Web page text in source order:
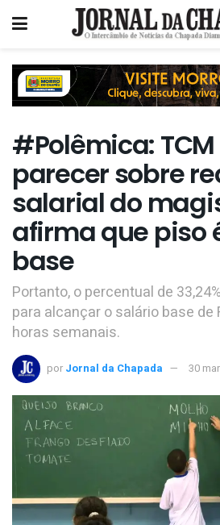
#Polêmica:
parecer sobre
salarial do
afirma que piso
base
Portanto, o percentual de
para alcançar o salário base de
horas semanais.
por Jornal da Chapada 30